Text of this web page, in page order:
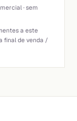
· sem
a este
final de venda /